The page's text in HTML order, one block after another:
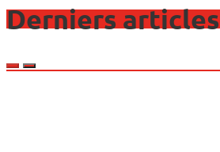
Derniers articles